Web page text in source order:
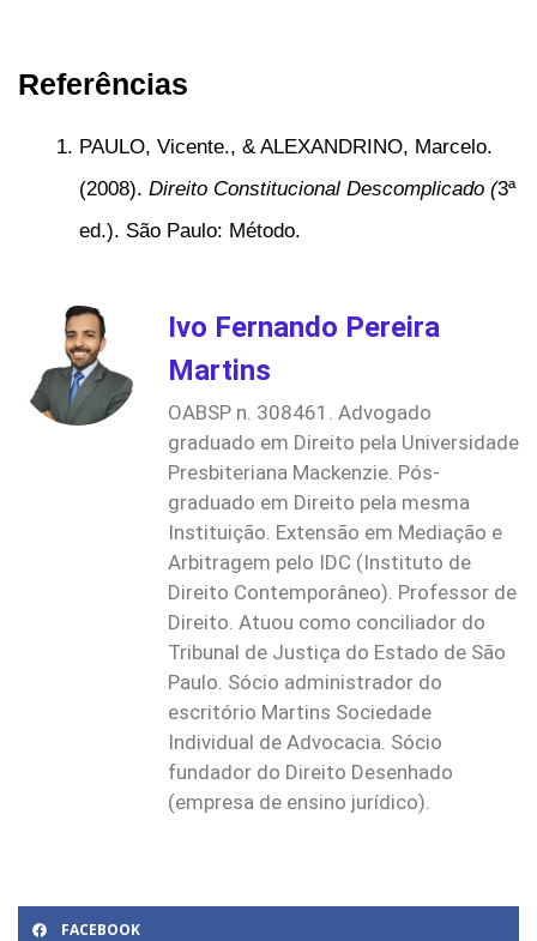
Referências
PAULO, Vicente., & ALEXANDRINO, Marcelo.
(2008). Direito Constitucional Descomplicado (3ª
ed.). São Paulo: Método.
Ivo Fernando Pereira
Martins
OABSP n. 308461. Advogado
graduado em Direito pela Universidade
Presbiteriana Mackenzie. Pós-
graduado em Direito pela mesma
Instituição. Extensão em Mediação e
Arbitragem pelo IDC (Instituto de
Direito Contemporâneo). Professor de
Direito. Atuou como conciliador do
Tribunal de Justiça do Estado de São
Paulo. Sócio administrador do
escritório Martins Sociedade
Individual de Advocacia. Sócio
fundador do Direito Desenhado
(empresa de ensino jurídico).
FACEBOOK